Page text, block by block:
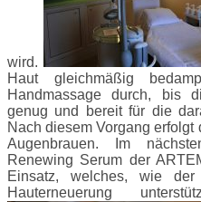
wird.
Haut gleichmäßig
Handmassage durch, bis
genug und bereit für die
Nach diesem Vorgang
Augenbrauen. Im
Renewing Serum der
Einsatz, welches, wie
Hauterneuerung